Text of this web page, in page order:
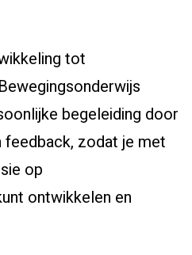
tot
begeleiding door
feedback, zodat je met
op
ontwikkelen en